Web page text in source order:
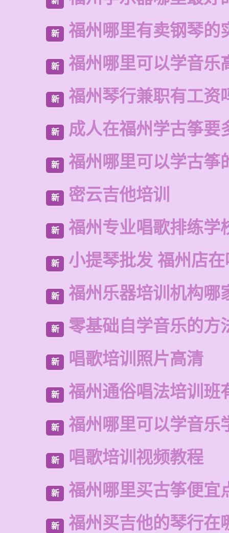
新 福州哪里有卖钢琴的
新 福州哪里可以学音乐
新 福州琴行兼职有工资
新 成人在福州学古筝要
新 福州哪里可以学古筝
新 密云吉他培训
新 福州专业唱歌排练学
新 小提琴批发 福州店
新 福州乐器培训机构哪
新 零基础自学音乐的方
新 唱歌培训照片高清
新 福州通俗唱法培训班
新 福州哪里可以学音乐
新 唱歌培训视频教程
新 福州哪里买古筝便宜
新 福州买吉他的琴行在